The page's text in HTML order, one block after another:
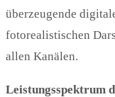
überzeugende
fotorealistischen
allen Kanälen.
Leistungsspektrum